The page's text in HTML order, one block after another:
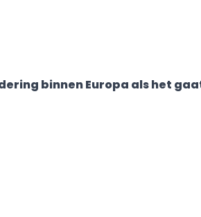
binnen Europa als het